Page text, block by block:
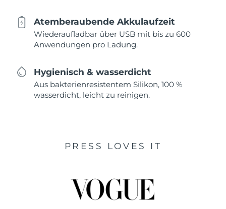
Atemberaubende Akkulaufzeit
Wiederaufladbar über USB mit bis zu 600
Anwendungen pro Ladung.
Hygienisch & wasserdicht
Aus bakterienresistentem Silikon, 100 %
wasserdicht, leicht zu reinigen.
PRESS LOVES IT